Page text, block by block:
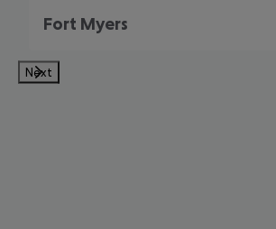
Fort Myers
Next